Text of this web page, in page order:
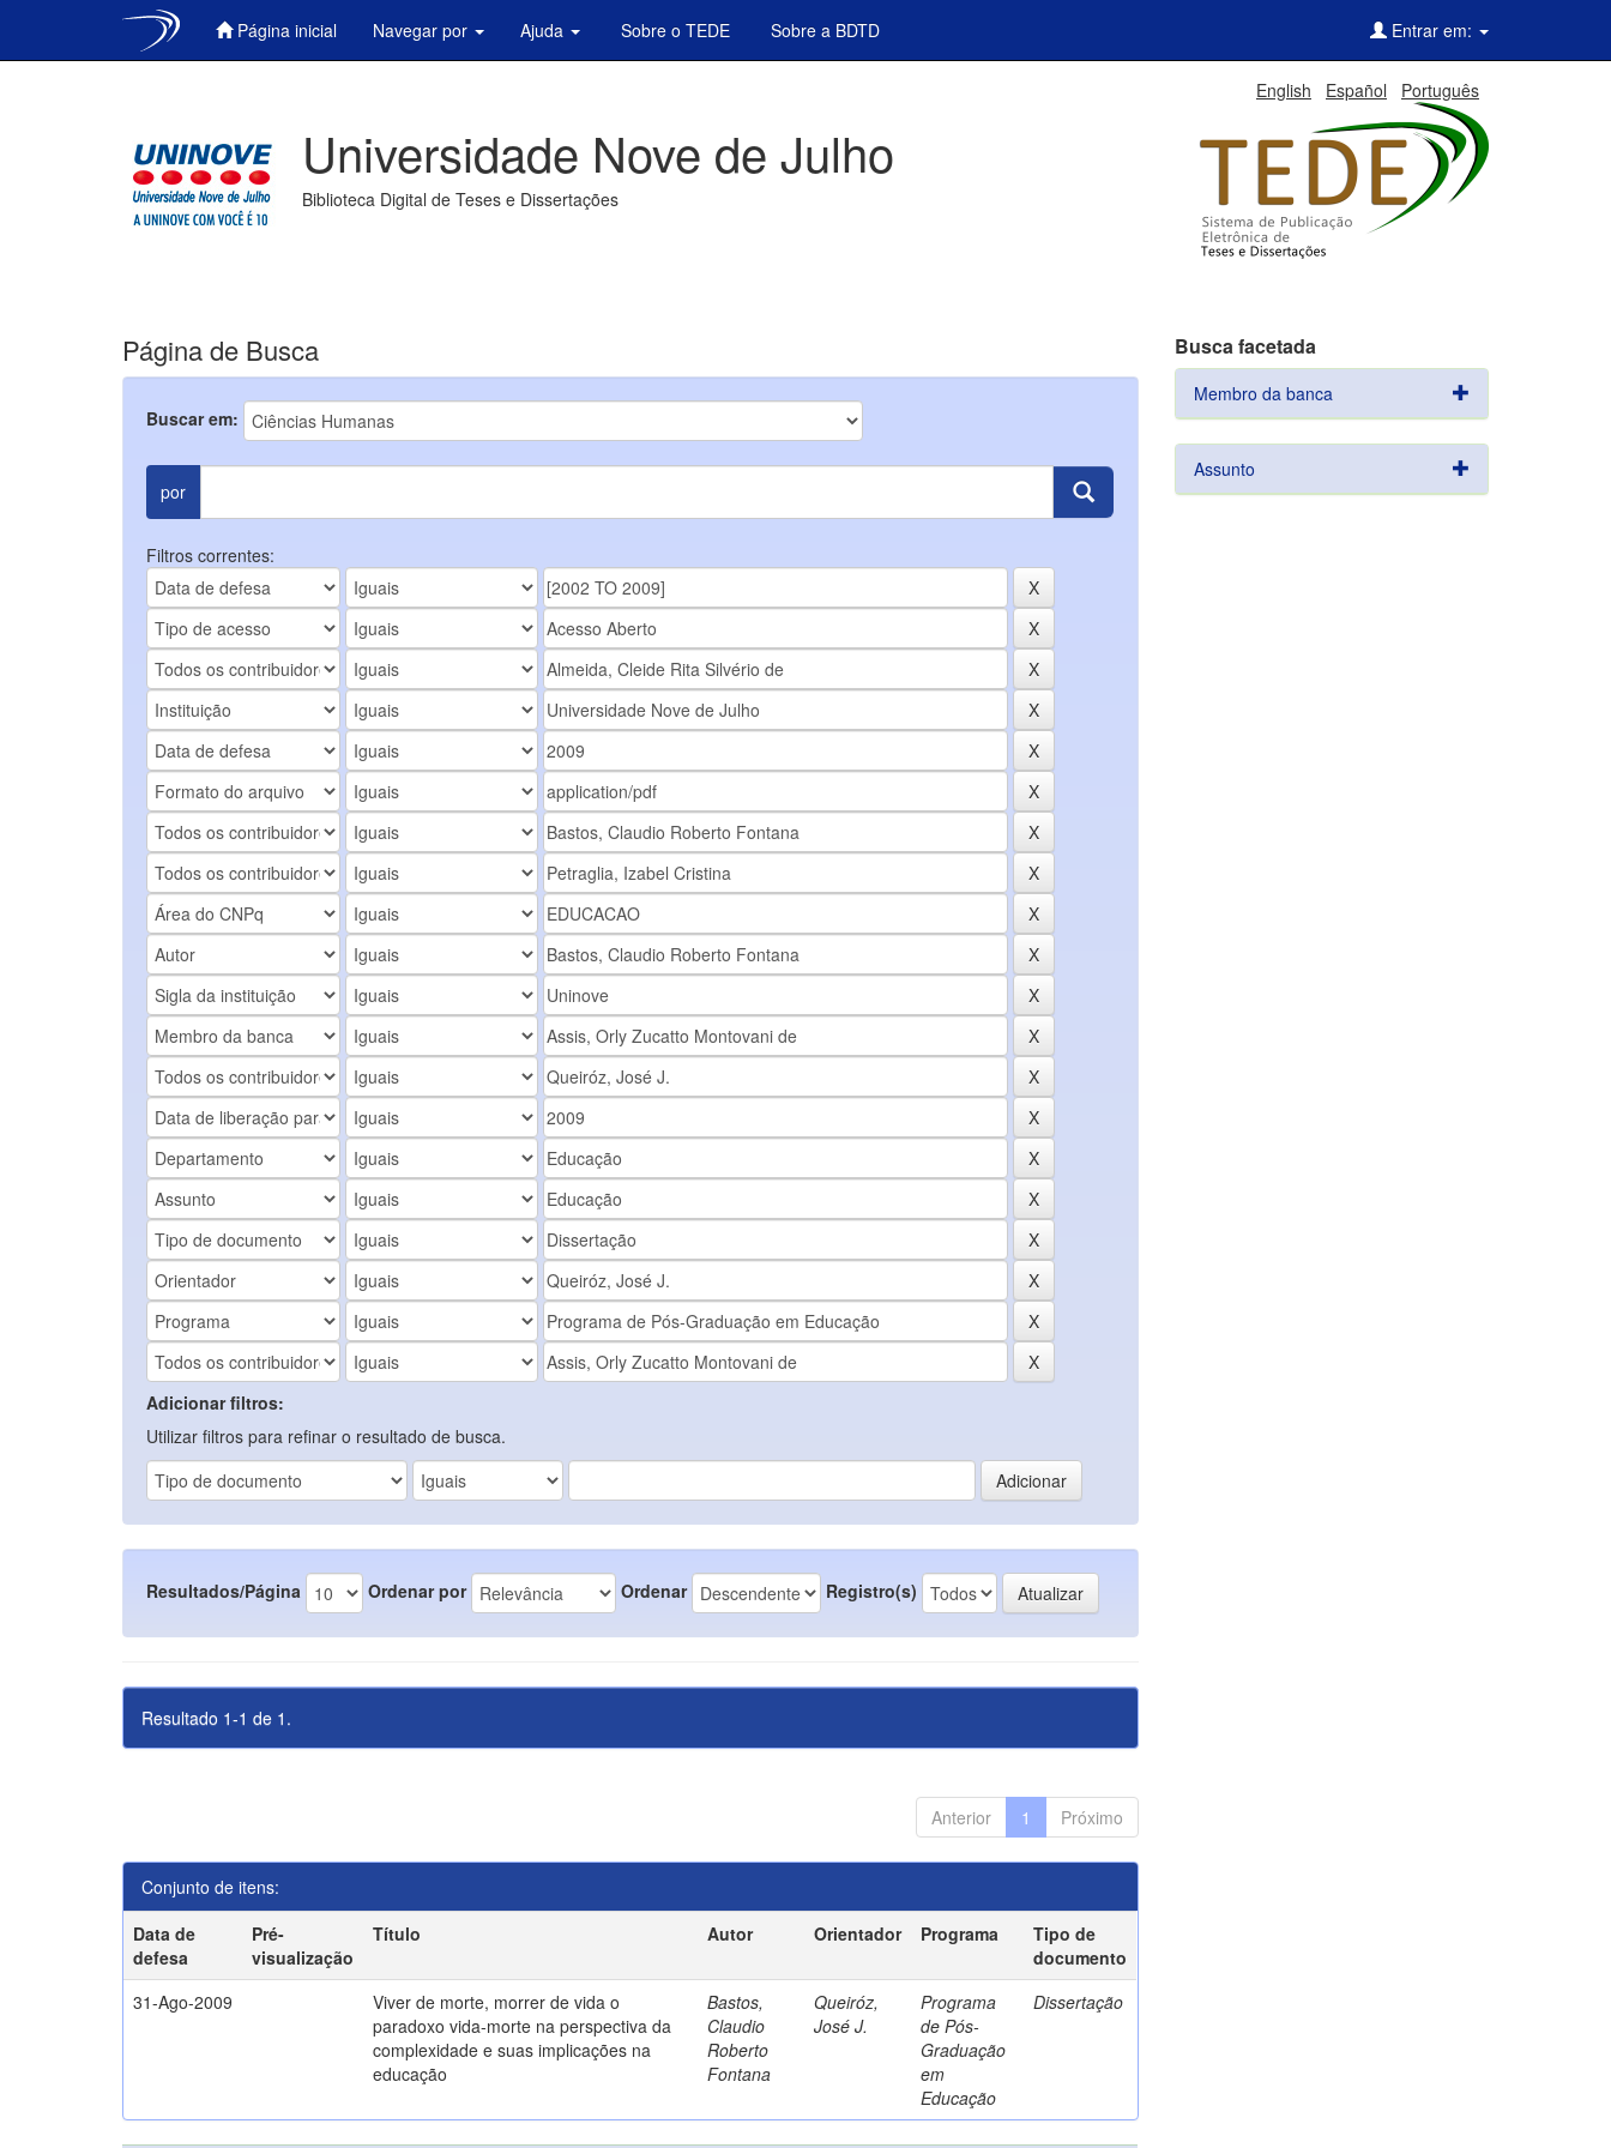
Página inicial Navegar por Ajuda Sobre o TEDE Sobre a BDTD Entrar em:
English Español Português
Universidade Nove de Julho
Biblioteca Digital de Teses e Dissertações
Página de Busca
Buscar em:
por
Filtros correntes:
Adicionar filtros:
Utilizar filtros para refinar o resultado de busca.
Resultados/Página Ordenar por Ordenar Registro(s)
Resultado 1-1 de 1.
Anterior 1 Próximo
Conjunto de itens:
Data de
defesa
Pré-
visualização
Título Autor Orientador Programa
Tipo de
documento
31-Ago-2009
Viver de morte, morrer de vida o
paradoxo vida-morte na perspectiva da
complexidade e suas implicações na
educação
Bastos,
Claudio
Roberto
Fontana
Queiróz,
José J.
Programa
de Pós-
Graduação
em
Educação
Dissertação
Busca facetada
Membro da banca
Assunto